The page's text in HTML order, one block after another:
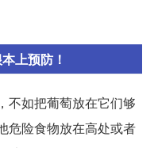
上预防！
不如把葡萄放在它们够
危险食物放在高处或者